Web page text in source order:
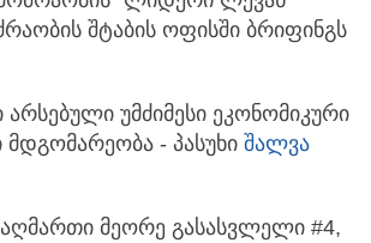
შტაბის ოფისში ბრიფინგს
არსებული უმძიმესი ეკონომიკური
- პასუხი შალვა
მეორე გასასვლელი #4,